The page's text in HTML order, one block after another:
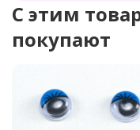
C этим
покупают